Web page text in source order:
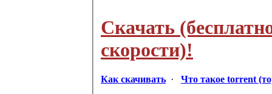
Скачать
скорости)!
Как скачивать · Что такое torrent